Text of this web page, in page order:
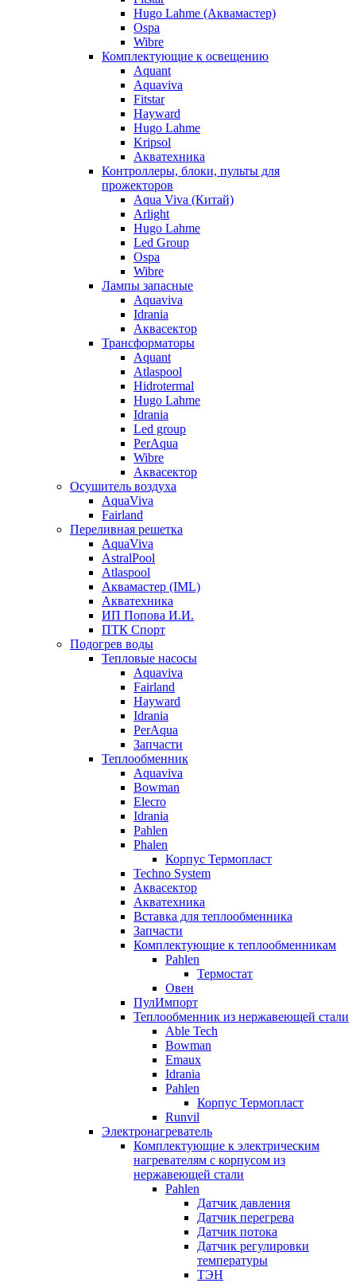
Hugo Lahme (Аквамастер)
Ospa
Wibre
Комплектующие к освещению
Aquant
Aquaviva
Fitstar
Hayward
Hugo Lahme
Kripsol
Акватехника
Контроллеры, блоки, пульты для
прожекторов
Aqua Viva (Китай)
Arlight
Hugo Lahme
Led Group
Ospa
Wibre
Лампы запасные
Aquaviva
Idrania
Аквасектор
Трансформаторы
Aquant
Atlaspool
Hidrotermal
Hugo Lahme
Idrania
Led group
PerAqua
Wibre
Аквасектор
Осушитель воздуха
AquaViva
Fairland
Переливная решетка
AquaViva
AstralPool
Atlaspool
Аквамастер (IML)
Акватехника
ИП Попова И.И.
ПТК Спорт
Подогрев воды
Тепловые насосы
Aquaviva
Fairland
Hayward
Idrania
PerAqua
Запчасти
Теплообменник
Aquaviva
Bowman
Elecro
Idrania
Pahlen
Phalen
Корпус Термопласт
Techno System
Аквасектор
Акватехника
Вставка для теплообменника
Запчасти
Комплектующие к теплообменникам
Pahlen
Термостат
Овен
ПулИмпорт
Теплообменник из нержавеющей стали
Able Tech
Bowman
Emaux
Idrania
Pahlen
Корпус Термопласт
Runvil
Электронагреватель
Комплектующие к электрическим
нагревателям с корпусом из
нержавеющей стали
Pahlen
Датчик давления
Датчик перегрева
Датчик потока
Датчик регулировки
температуры
ТЭН